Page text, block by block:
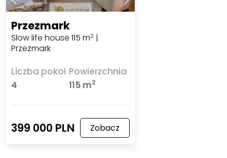
Przezmark
Slow life house 115 m2 |
Przezmark
Liczba pokoi
4
Powierzchnia
115 m2
399 000 PLN Zobacz